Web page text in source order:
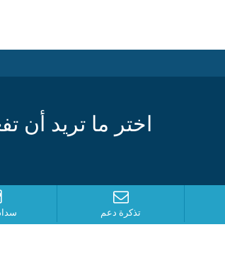
اختر ما تريد أن
تذكرة دعم